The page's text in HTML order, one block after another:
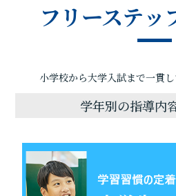
フリーステッ
小学校から大学入試まで一貫し
学年別の指導内